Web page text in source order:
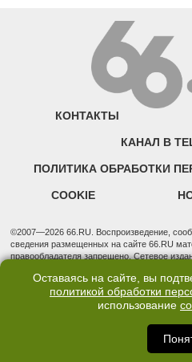
КОНТАКТЫ
КАНАЛ В
ПОЛИТИКА ОБРАБОТКИ
COOKIE
©2007—2026 66.RU. Воспроизведение,
сведения размещенных на сайте 66.RU
правообладателя запрещено. Сетевое
надзору в сфере связи, информационных
(Роскомнадзор). Регистрационный номер
Учредитель: Общество с ограниченной
3, оф. 7015 Фактический адрес редакции и
обл., г. Екатеринбург, ул. Бориса Ельцина,
info@news.66.ru Главный редактор:
Оставаясь на сайте, вы
политикой обработки
использование